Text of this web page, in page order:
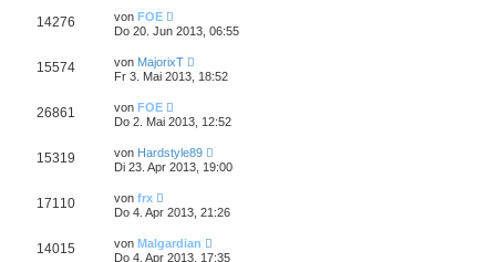
14276 von FOE
Do 20. Jun 2013, 06:55
15574 von MajorixT
Fr 3. Mai 2013, 18:52
26861 von FOE
Do 2. Mai 2013, 12:52
15319 von Hardstyle89
Di 23. Apr 2013, 19:00
17110 von frx
Do 4. Apr 2013, 21:26
14015 von Malgardian
Do 4. Apr 2013, 17:35